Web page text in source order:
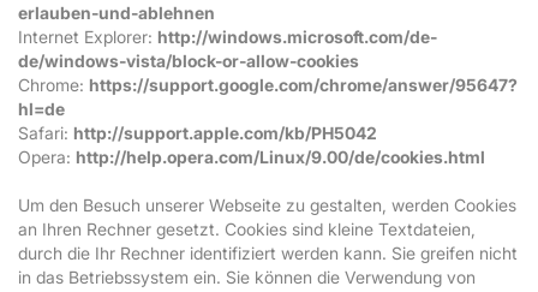
erlauben-und-ablehnen
Internet Explorer: http://windows.microsoft.com/de-
de/windows-vista/block-or-allow-cookies
Chrome: https://support.google.com/chrome/answer/95647?
hl=de
Safari: http://support.apple.com/kb/PH5042
Opera: http://help.opera.com/Linux/9.00/de/cookies.html
Um den Besuch unserer Webseite zu gestalten, werden Cookies
an Ihren Rechner gesetzt. Cookies sind kleine Textdateien,
durch die Ihr Rechner identifiziert werden kann. Sie greifen nicht
in das Betriebssystem ein. Sie können die Verwendung von